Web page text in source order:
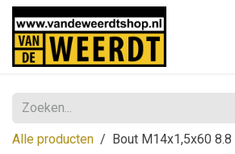
Overslaan naar inhoud
Alle producten Bout M14x1,5x60